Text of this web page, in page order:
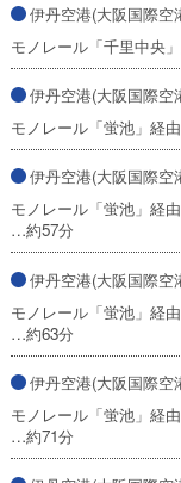
伊丹空港(大阪国際空
モノレール「千里中央
伊丹空港(大阪国際空
モノレール「蛍池」経
伊丹空港(大阪国際空
モノレール「蛍池」経
…約57分
伊丹空港(大阪国際空
モノレール「蛍池」経
…約63分
伊丹空港(大阪国際空
モノレール「蛍池」経
…約71分